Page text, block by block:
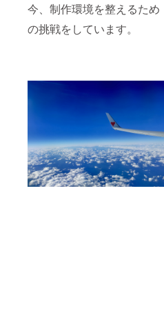
今、制作環境を整えるため
の挑戦をしています。